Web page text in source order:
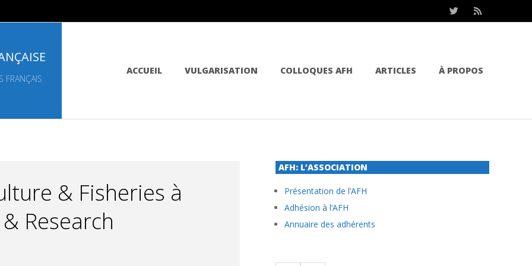
FRANÇAIS
ACCUEIL VULGARISATION COLLOQUES AFH ARTICLES À PROPOS
& Fisheries à
Research
AFH: L’ASSOCIATION
Présentation de l’AFH
Adhésion à l’AFH
Annuaire des adhérents